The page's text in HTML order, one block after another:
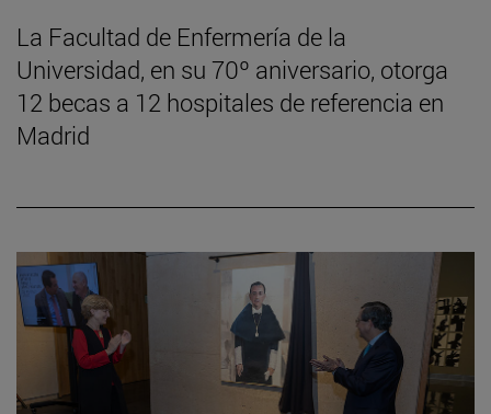
La Facultad de Enfermería de la
Universidad, en su 70º aniversario, otorga
12 becas a 12 hospitales de referencia en
Madrid